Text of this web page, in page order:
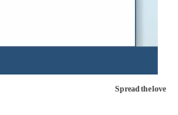
Spread the love